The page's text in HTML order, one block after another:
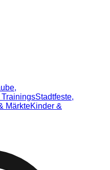
Stadtfeste,
MärkteKinder &